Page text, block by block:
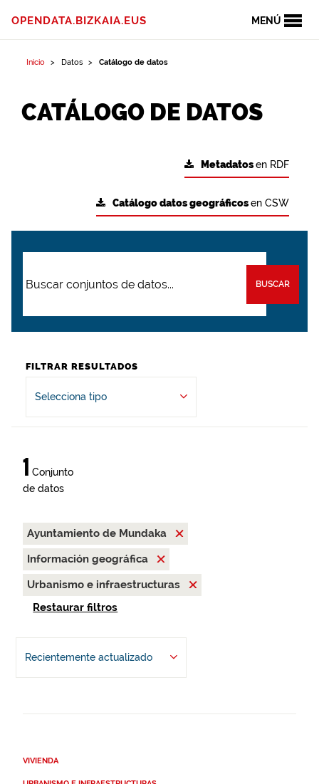
MENÚ
OPENDATA.BIZKAIA.EUS
Inicio Datos Catálogo de datos
CATÁLOGO DE DATOS
Metadatosen RDF
Catálogo datos geográficosen CSW
BUSCAR
FILTRAR RESULTADOS
Selecciona tipo
1 Conjunto
de datos
Ayuntamiento de Mundaka
Información geográfica
Urbanismo e infraestructuras
Restaurar filtros
Recientemente actualizado
VIVIENDA